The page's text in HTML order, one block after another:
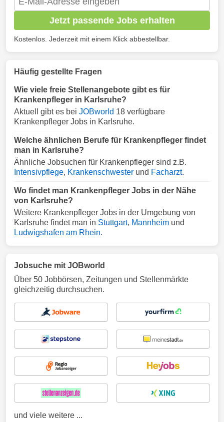
Jetzt passende Jobs erhalten
Kostenlos. Jederzeit mit einem Klick abbestellbar.
Häufig gestellte Fragen
Wie viele freie Stellenangebote gibt es für
Krankenpfleger in Karlsruhe?
Aktuell gibt es bei JOBworld 18 verfügbare
Krankenpfleger Jobs in Karlsruhe.
Welche ähnlichen Berufe für Krankenpfleger findet
man in Karlsruhe?
Ähnliche Jobsuchen für Krankenpfleger sind z.B.
Intensivpflege, Krankenschwester und Facharzt.
Wo findet man Krankenpfleger Jobs in der Nähe
von Karlsruhe?
Weitere Krankenpfleger Jobs in der Umgebung von
Karlsruhe findet man in Stuttgart, Mannheim und
Ludwigshafen am Rhein.
Jobsuche mit JOBworld
Über 50 Jobbörsen, Zeitungen und Stellenmärkte
gleichzeitig durchsuchen.
und viele weitere ...